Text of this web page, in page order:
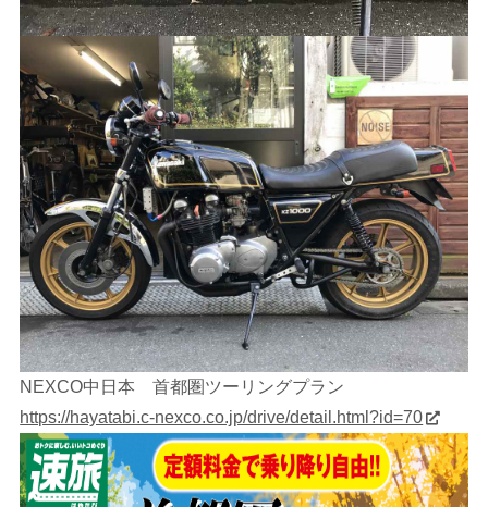
NEXCO中日本 首都圏ツーリングプラン
https://hayatabi.c-nexco.co.jp/drive/detail.html?id=70